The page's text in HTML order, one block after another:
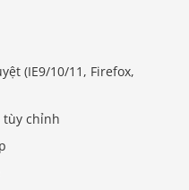
(IE9/10/11, Firefox,
tùy chỉnh